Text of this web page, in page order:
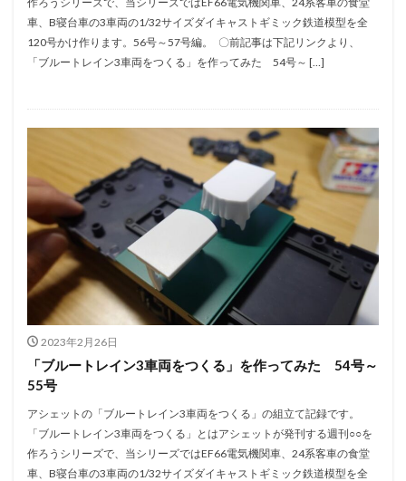
車、B寝台車の3車両の1/32サイズダイキャストギミック鉄道模型を全
120号かけ作ります。56号～57号編。 〇前記事は下記リンクより、
「ブルートレイン3車両をつくる」を作ってみた 54号～ […]
2023年2月26日
「ブルートレイン3車両をつくる」を作ってみた 54号～
55号
アシェットの「ブルートレイン3車両をつくる」の組立て記録です。
「ブルートレイン3車両をつくる」とはアシェットが発刊する週刊○○を
作ろうシリーズで、当シリーズではEF66電気機関車、24系客車の食堂
車、B寝台車の3車両の1/32サイズダイキャストギミック鉄道模型を全